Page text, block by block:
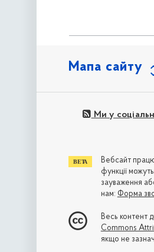
Мапа сайту
Ми у
Вебсайт
функції
зауваження
нам: Форма
Весь контент
Commons
якщо не